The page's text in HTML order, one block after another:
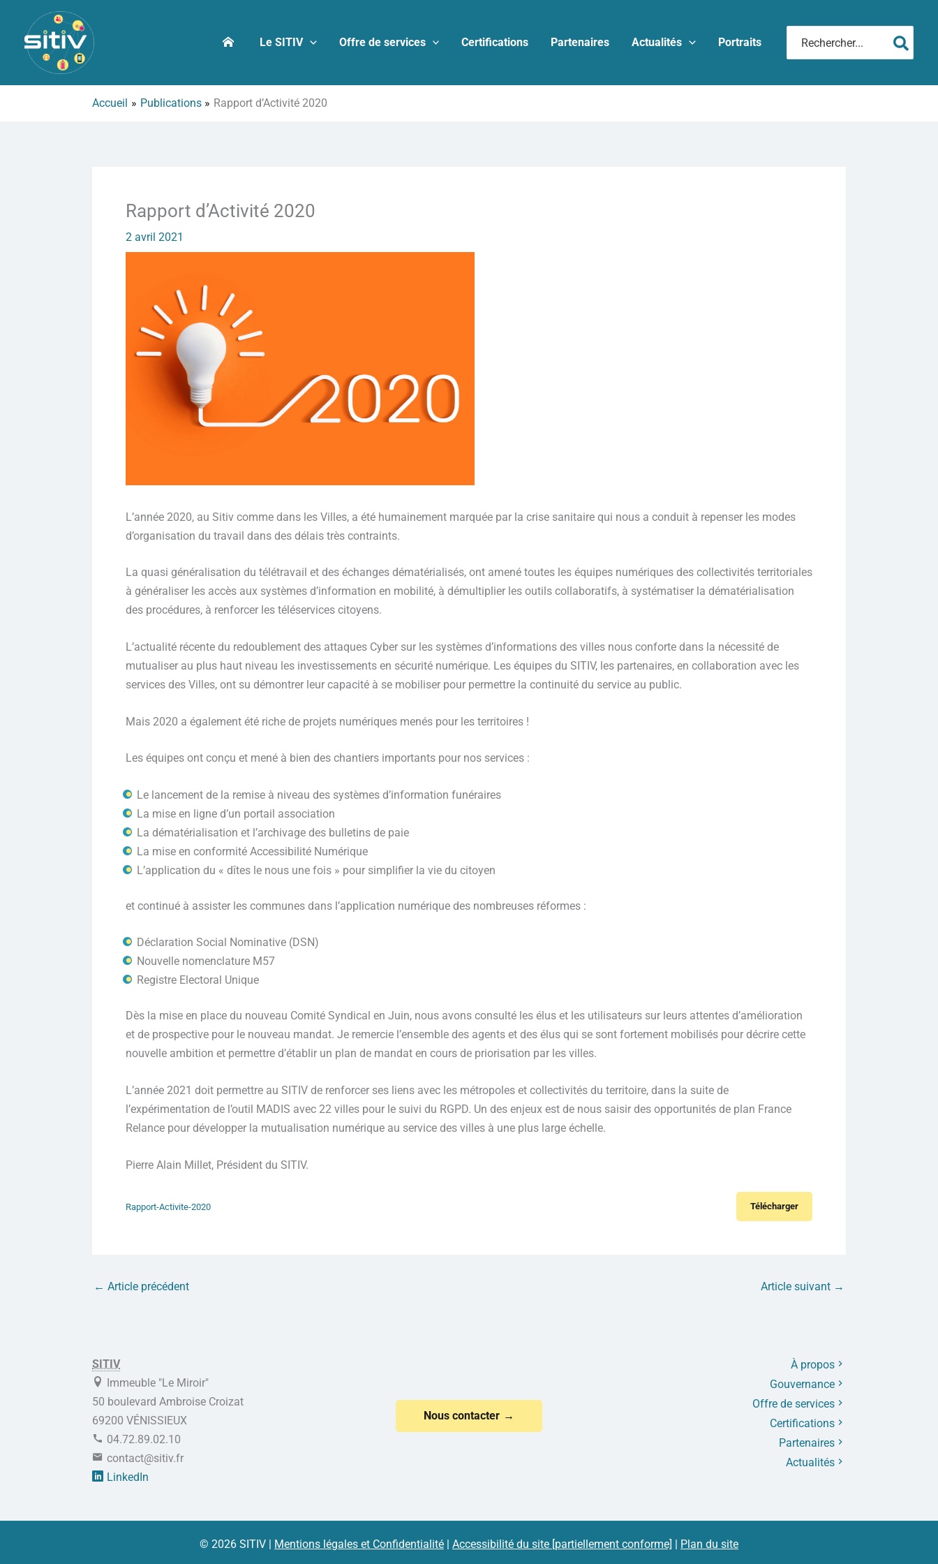
contenu
Le SITIV Offre de services Certifications Partenaires Actualités Portraits
Accueil Publications Rapport d’Activité 2020
Rapport d’Activité 2020
2 avril 2021
L’année 2020, au Sitiv comme dans les Villes, a été humainement marquée par la crise sanitaire qui nous a conduit à repenser les modes
d’organisation du travail dans des délais très contraints.
La quasi généralisation du télétravail et des échanges dématérialisés, ont amené toutes les équipes numériques des collectivités territoriales
à généraliser les accès aux systèmes d’information en mobilité, à démultiplier les outils collaboratifs, à systématiser la dématérialisation
des procédures, à renforcer les téléservices citoyens.
L’actualité récente du redoublement des attaques Cyber sur les systèmes d’informations des villes nous conforte dans la nécessité de
mutualiser au plus haut niveau les investissements en sécurité numérique. Les équipes du SITIV, les partenaires, en collaboration avec les
services des Villes, ont su démontrer leur capacité à se mobiliser pour permettre la continuité du service au public.
Mais 2020 a également été riche de projets numériques menés pour les territoires !
Les équipes ont conçu et mené à bien des chantiers importants pour nos services :
Le lancement de la remise à niveau des systèmes d’information funéraires
La mise en ligne d’un portail association
La dématérialisation et l’archivage des bulletins de paie
La mise en conformité Accessibilité Numérique
L’application du « dîtes le nous une fois » pour simplifier la vie du citoyen
et continué à assister les communes dans l’application numérique des nombreuses réformes :
Déclaration Social Nominative (DSN)
Nouvelle nomenclature M57
Registre Electoral Unique
Dès la mise en place du nouveau Comité Syndical en Juin, nous avons consulté les élus et les utilisateurs sur leurs attentes d’amélioration
et de prospective pour le nouveau mandat. Je remercie l’ensemble des agents et des élus qui se sont fortement mobilisés pour décrire cette
nouvelle ambition et permettre d’établir un plan de mandat en cours de priorisation par les villes.
L’année 2021 doit permettre au SITIV de renforcer ses liens avec les métropoles et collectivités du territoire, dans la suite de
l’expérimentation de l’outil MADIS avec 22 villes pour le suivi du RGPD. Un des enjeux est de nous saisir des opportunités de plan France
Relance pour développer la mutualisation numérique au service des villes à une plus large échelle.
Pierre Alain Millet, Président du SITIV.
Rapport-Activite-2020 Télécharger
← Article précédent Article suivant →
SITIV
Immeuble "Le Miroir"
50 boulevard Ambroise Croizat
69200 VÉNISSIEUX
04.72.89.02.10
contact@sitiv.fr
LinkedIn
Nous contacter
À propos
Gouvernance
Offre de services
Certifications
Partenaires
Actualités
© 2026 SITIV | Mentions légales et Confidentialité | Accessibilité du site [partiellement conforme] | Plan du site